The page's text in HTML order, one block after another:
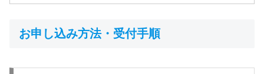
お申し込み方法・受付手順